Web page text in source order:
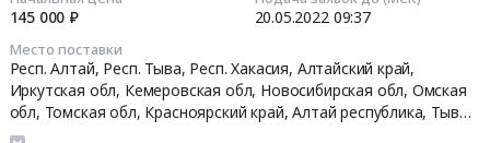
145 000 ₽ 20.05.2022 09:37
Место поставки
Респ. Алтай, Респ. Тыва, Респ. Хакасия, Алтайский край,
Иркутская обл, Кемеровская обл, Новосибирская обл, Омская
обл, Томская обл, Красноярский край,Алтай республика, Тыва
республика